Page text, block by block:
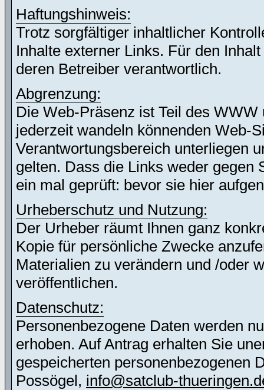
Haftungshinweis:
Trotz sorgfältiger inhaltlicher
Inhalte externer Links. Für den
deren Betreiber verantwortlich.
Abgrenzung:
Die Web-Präsenz ist Teil des
jederzeit wandeln könnenden Web-
Verantwortungsbereich unterliegen
gelten. Dass die Links weder gegen
ein mal geprüft: bevor sie hier
Urheberschutz und Nutzung:
Der Urheber räumt Ihnen ganz
Kopie für persönliche Zwecke
Materialien zu verändern und /oder
veröffentlichen.
Datenschutz:
Personenbezogene Daten werden
erhoben. Auf Antrag erhalten Sie
gespeicherten personenbezogenen
Possögel, info@satclub-